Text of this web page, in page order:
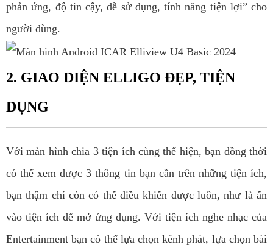
phản ứng, độ tin cậy, dễ sử dụng, tính năng tiện lợi” cho
người dùng.
2. GIAO DIỆN ELLIGO ĐẸP, TIỆN
DỤNG
Với màn hình chia 3 tiện ích cùng thể hiện, bạn đồng thời
có thể xem được 3 thông tin bạn cần trên những tiện ích,
bạn thậm chí còn có thể điều khiển được luôn, như là ấn
vào tiện ích để mở ứng dụng. Với tiện ích nghe nhạc của
Entertainment bạn có thể lựa chọn kênh phát, lựa chọn bài